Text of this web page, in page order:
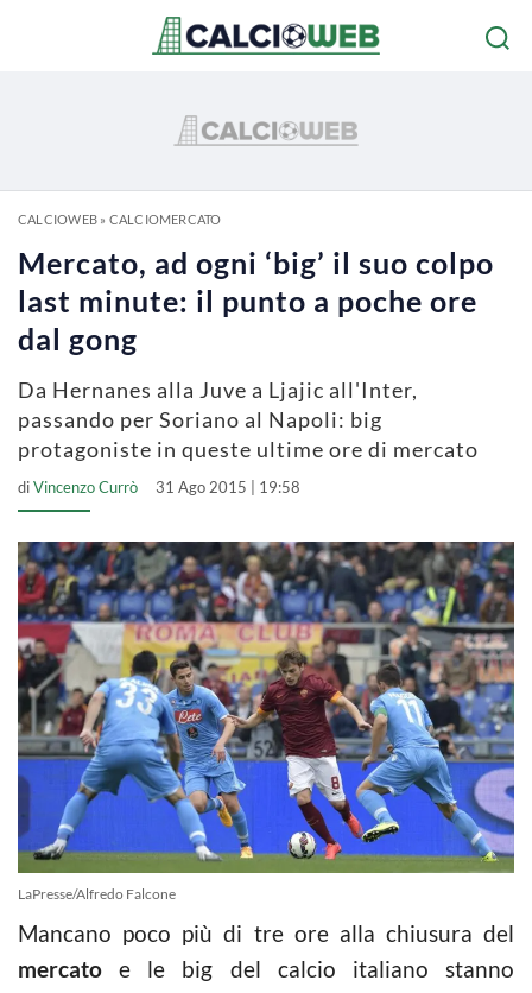
CALCIOWEB» CALCIOMERCATO
Mercato, ad ogni ‘big’ il suo colpo
last minute: il punto a poche ore
dal gong
Da Hernanes alla Juve a Ljajic all'Inter,
passando per Soriano al Napoli: big
protagoniste in queste ultime ore di mercato
diVincenzo Currò 31 Ago 2015 | 19:58
LaPresse/Alfredo Falcone
Mancano poco più di tre ore alla chiusura del
mercato e le big del calcio italiano stanno